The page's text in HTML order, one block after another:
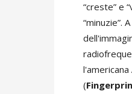
“creste” e
“minuzie”.
l'americana
(